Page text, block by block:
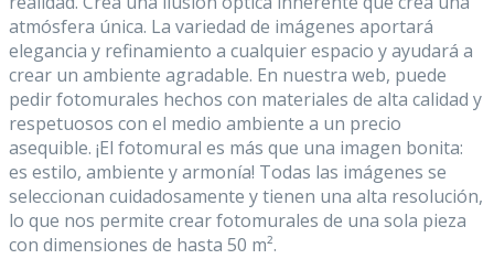
atmósfera única. La variedad de imágenes aportará
elegancia y refinamiento a cualquier espacio y ayudará a
crear un ambiente agradable. En nuestra web, puede
pedir fotomurales hechos con materiales de alta calidad y
respetuosos con el medio ambiente a un precio
asequible. ¡El fotomural es más que una imagen bonita:
es estilo, ambiente y armonía! Todas las imágenes se
seleccionan cuidadosamente y tienen una alta resolución,
lo que nos permite crear fotomurales de una sola pieza
con dimensiones de hasta 50 m².